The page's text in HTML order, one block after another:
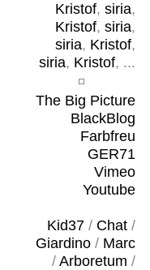
Kristof, siria,
Kristof, siria,
siria, Kristof,
siria, Kristof, ...
The Big Picture
BlackBlog
Farbfreu
GER71
Vimeo
Youtube
Kid37/ Chat/
Giardino/ Marc
/ Arboretum /